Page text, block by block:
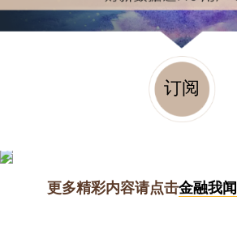
订阅
更多精彩内容请点击金融我闻